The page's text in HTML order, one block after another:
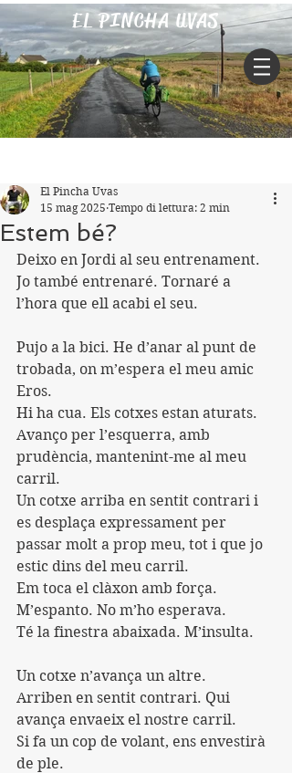
EL PINCHA UVAS
Estem bé?
El Pincha Uvas
15 mag 2025 Tempo di lettura: 2 min
Deixo en Jordi al seu entrenament.
Jo també entrenaré. Tornaré a
l’hora que ell acabi el seu.
Pujo a la bici. He d’anar al punt de
trobada, on m’espera el meu amic
Eros.
Hi ha cua. Els cotxes estan aturats.
Avanço per l’esquerra, amb
prudència, mantenint-me al meu
carril.
Un cotxe arriba en sentit contrari i
es desplaça expressament per
passar molt a prop meu, tot i que jo
estic dins del meu carril.
Em toca el clàxon amb força.
M’espanto. No m’ho esperava.
Té la finestra abaixada. M’insulta.
Un cotxe n’avança un altre.
Arriben en sentit contrari. Qui
avança envaeix el nostre carril.
Si fa un cop de volant, ens envestirà
de ple.